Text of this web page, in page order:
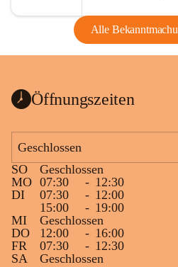
Alle
Öffnungszeiten
Geschlossen
SO
Geschlossen
MO 07:30 - 12:30
DI
07:30 - 12:00
15:00
- 19:00
MI
Geschlossen
DO
12:00 - 16:00
FR
07:30 - 12:30
SA
Geschlossen